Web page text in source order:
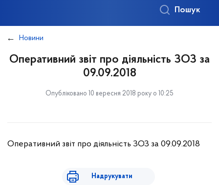
Пошук
Новини
Оперативний звіт про діяльність ЗОЗ за
09.09.2018
Опубліковано 10 вересня 2018 року о 10:25
Оперативний звіт про діяльність ЗОЗ за 09.09.2018
Надрукувати